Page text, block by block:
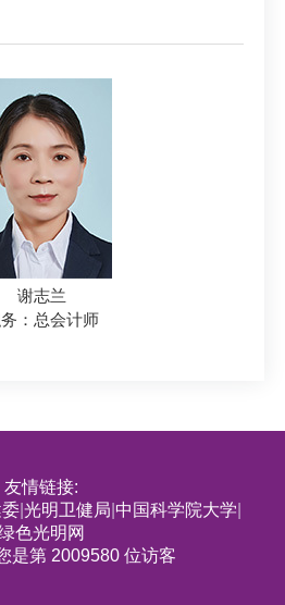
谢志兰
：总会计师
友情链接:
光明卫健局 中国科学院大学
色光明网
是第 2009580 位访客